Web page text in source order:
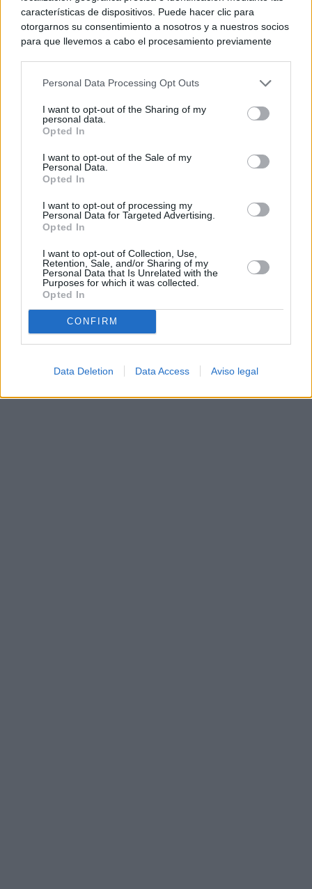
características de dispositivos. Puede hacer clic para
otorgarnos su consentimiento a nosotros y a nuestros socios
para que llevemos a cabo el procesamiento previamente
negar su consentimiento. Tenga en cuenta que algún
de su consentimiento, pero usted tiene el derecho de
rechazar tal procesamiento. Sus preferencias se aplicarán
cualquier momento entrando de nuevo en este sitio web o
visitando nuestra política de privacidad.
Personal Data Processing Opt Outs
I want to opt-out of the Sharing of my
personal data.
Opted In
I want to opt-out of the Sale of my
Personal Data.
Opted In
I want to opt-out of processing my
Personal Data for Targeted Advertising.
Opted In
I want to opt-out of Collection, Use,
Retention, Sale, and/or Sharing of my
Personal Data that Is Unrelated with the
Purposes for which it was collected.
Opted In
CONFIRM
Data Deletion Data Access Aviso legal